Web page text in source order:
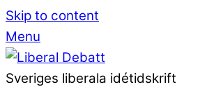
Skip to content
Menu
Sveriges liberala idétidskrift